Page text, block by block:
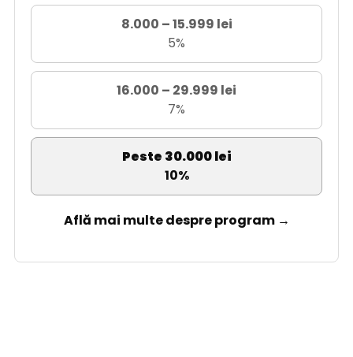
8.000 – 15.999 lei
5%
16.000 – 29.999 lei
7%
Peste 30.000 lei
10%
Află mai multe despre program →